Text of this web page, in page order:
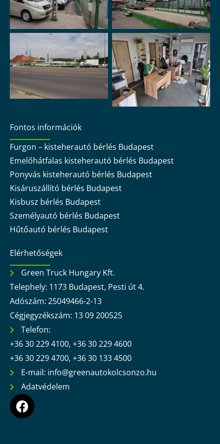
Fontos információk
Furgon – kisteherautó bérlés Budapest
Emelőhátfalas kisteherautó bérlés Budapest
Ponyvás kisteherautó bérlés Budapest
Kisáruszállító bérlés Budapest
Kisbusz bérlés Budapest
Személyautó bérlés Budapest
Hűtőautó bérlés Budapest
Elérhetőségek
Green Truck Hungary Kft.
Telephely: 1173 Budapest, Pesti út 4.
Adószám: 25049466-2-13
Cégjegyzékszám: 13 09 200525
Telefon:
+36 30 229 4100, +36 30 229 4600
+36 30 229 4700, +36 30 133 4500
E-mail: info@greenautokolcsonzo.hu
Adatvédelem
F
a
c